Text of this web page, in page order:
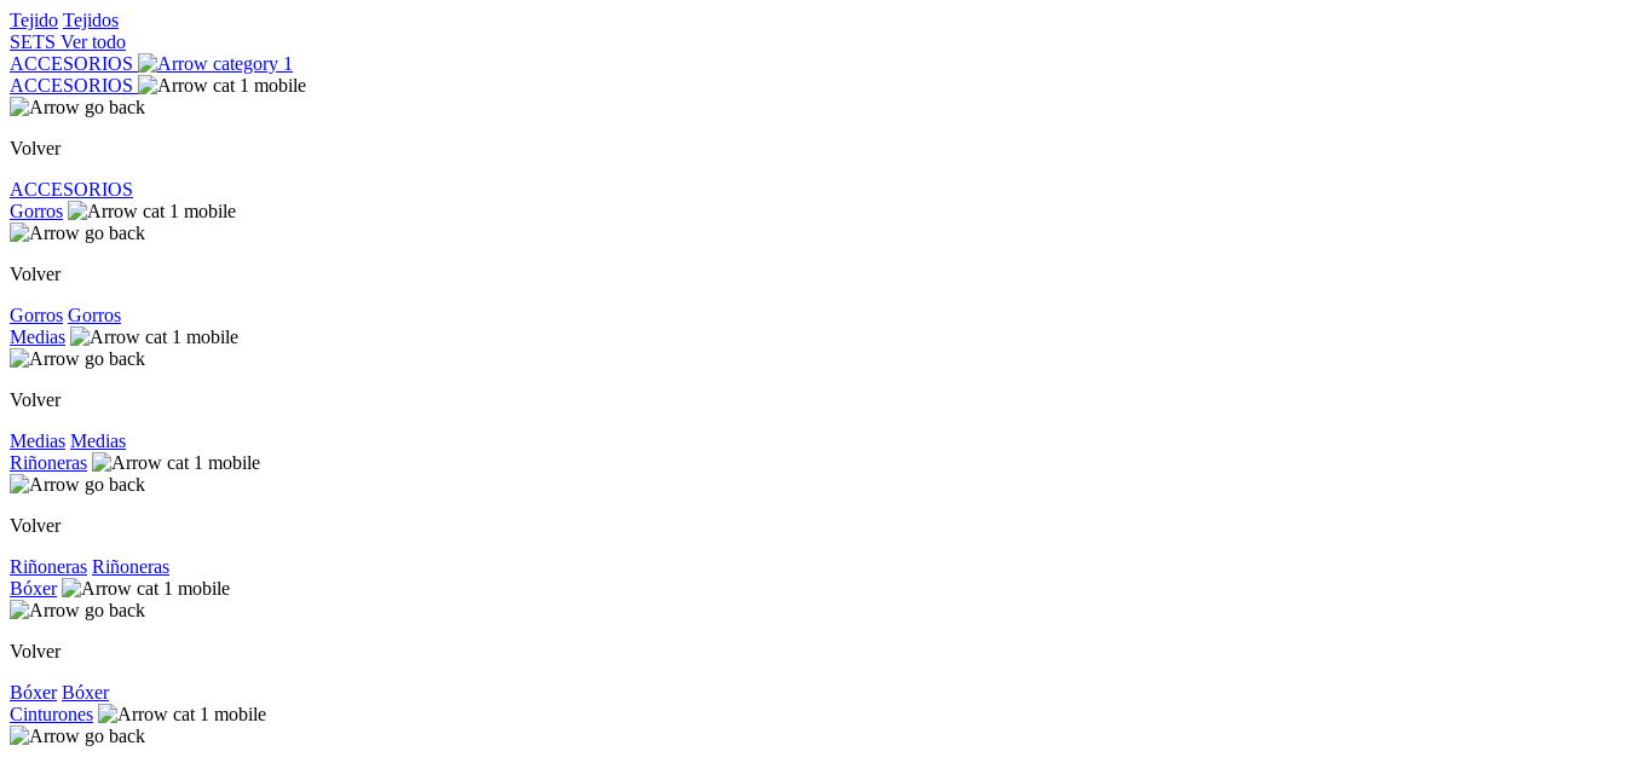
Tejido Tejidos
SETS Ver todo
ACCESORIOS
ACCESORIOS
Volver
ACCESORIOS
Gorros
Volver
Gorros Gorros
Medias
Volver
Medias Medias
Riñoneras
Volver
Riñoneras Riñoneras
Bóxer
Volver
Bóxer Bóxer
Cinturones